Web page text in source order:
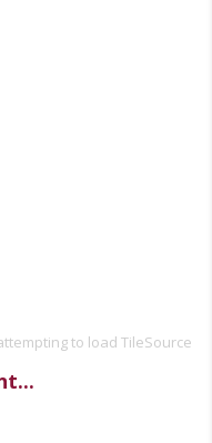
to load TileSource